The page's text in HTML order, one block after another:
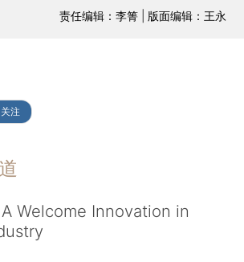
责任编辑：李箐 | 版面编辑：王永
注
Welcome Innovation in